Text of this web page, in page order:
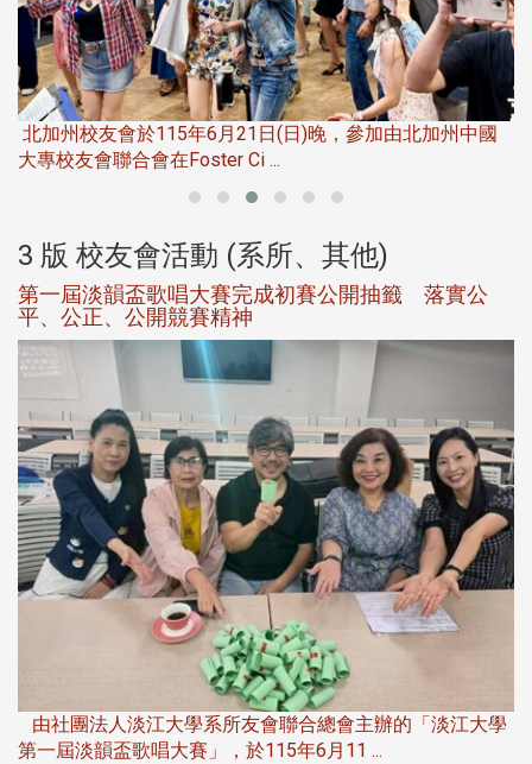
北加州校友會於115年6月21日(日)晚，參加由北加州中國
大專校友會聯合會在Foster Ci ...
3 版 校友會活動 (系所、其他)
第一屆淡韻盃歌唱大賽完成初賽公開抽籤 落實公
平、公正、公開競賽精神
由社團法人淡江大學系所友會聯合總會主辦的「淡江大學
第一屆淡韻盃歌唱大賽」，於115年6月11 ...